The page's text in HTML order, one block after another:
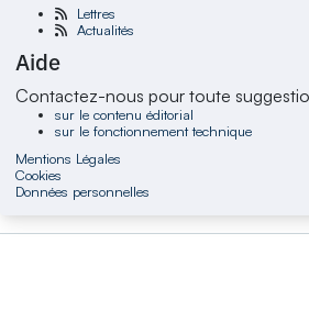
Lettres
Actualités
Aide
Contactez-nous pour toute
sur le contenu éditorial
sur le fonctionnement technique
Mentions Légales
Cookies
Données personnelles